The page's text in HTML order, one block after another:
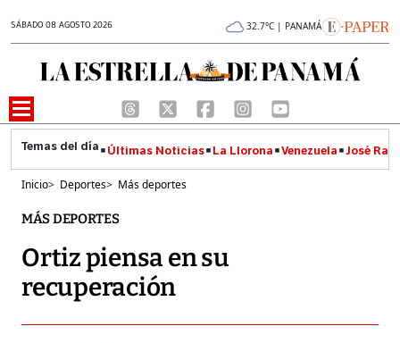
SÁBADO 08 AGOSTO 2026 32.7°C | PANAMÁ
Últimas Noticias La Llorona Venezuela José
Inicio> Deportes> Más deportes
MÁS DEPORTES
Ortiz piensa en su
recuperación